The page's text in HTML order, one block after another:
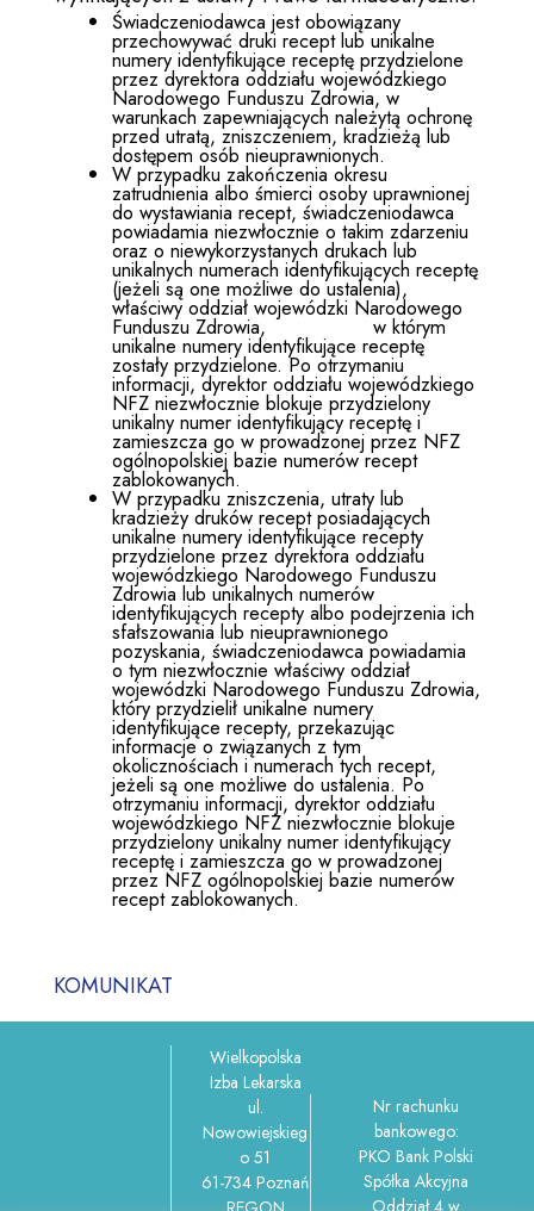
Świadczeniodawca jest obowiązany
przechowywać druki recept lub unikalne
numery identyfikujące receptę przydzielone
przez dyrektora oddziału wojewódzkiego
Narodowego Funduszu Zdrowia, w
warunkach zapewniających należytą ochronę
przed utratą, zniszczeniem, kradzieżą lub
dostępem osób nieuprawnionych.
W przypadku zakończenia okresu
zatrudnienia albo śmierci osoby uprawnionej
do wystawiania recept, świadczeniodawca
powiadamia niezwłocznie o takim zdarzeniu
oraz o niewykorzystanych drukach lub
unikalnych numerach identyfikujących receptę
(jeżeli są one możliwe do ustalenia),
właściwy oddział wojewódzki Narodowego
Funduszu Zdrowia, w którym
unikalne numery identyfikujące receptę
zostały przydzielone. Po otrzymaniu
informacji, dyrektor oddziału wojewódzkiego
NFZ niezwłocznie blokuje przydzielony
unikalny numer identyfikujący receptę i
zamieszcza go w prowadzonej przez NFZ
ogólnopolskiej bazie numerów recept
zablokowanych.
W przypadku zniszczenia, utraty lub
kradzieży druków recept posiadających
unikalne numery identyfikujące recepty
przydzielone przez dyrektora oddziału
wojewódzkiego Narodowego Funduszu
Zdrowia lub unikalnych numerów
identyfikujących recepty albo podejrzenia ich
sfałszowania lub nieuprawnionego
pozyskania, świadczeniodawca powiadamia
o tym niezwłocznie właściwy oddział
wojewódzki Narodowego Funduszu Zdrowia,
który przydzielił unikalne numery
identyfikujące recepty, przekazując
informacje o związanych z tym
okolicznościach i numerach tych recept,
jeżeli są one możliwe do ustalenia. Po
otrzymaniu informacji, dyrektor oddziału
wojewódzkiego NFZ niezwłocznie blokuje
przydzielony unikalny numer identyfikujący
receptę i zamieszcza go w prowadzonej
przez NFZ ogólnopolskiej bazie numerów
recept zablokowanych.
KOMUNIKAT
Wielkopolska
Izba Lekarska
ul.
Nowowiejskieg
o 51
61-734 Poznań
Nr rachunku
bankowego:
PKO Bank Polski
Spółka Akcyjna
Oddział 4 w